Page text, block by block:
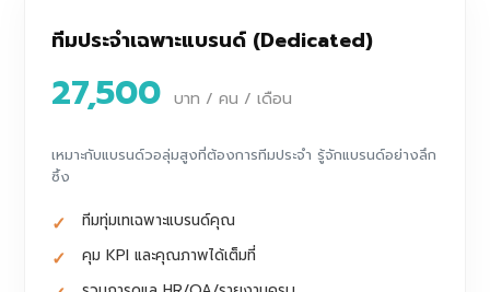
ทีมประจำเฉพาะแบรนด์ (Dedicated)
27,500 บาท / คน / เดือน
เหมาะกับแบรนด์วอลุ่มสูงที่ต้องการทีมประจำ รู้จักแบรนด์อย่างลึก
ซึ้ง
ทีมทุ่มเทเฉพาะแบรนด์คุณ
คุม KPI และคุณภาพได้เต็มที่